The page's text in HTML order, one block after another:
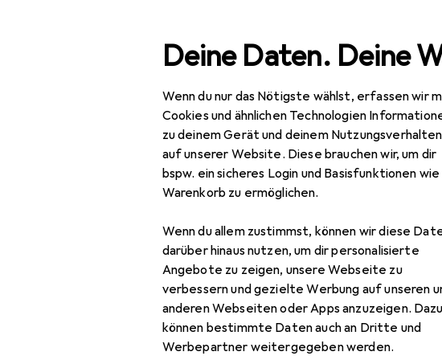
Deine Daten. Deine
Wenn du nur das Nötigste wählst, erfassen wir
Cookies und ähnlichen Technologien
zu deinem Gerät und deinem Nutzungsverhalten
auf unserer Website. Diese brauchen wir, um dir
bspw. ein sicheres Login und Basisfunktionen
Warenkorb zu ermöglichen.
Wenn du allem zustimmst, können wir diese
darüber hinaus nutzen, um dir personalisierte
Angebote zu zeigen, unsere Webseite zu
verbessern und gezielte Werbung auf unseren
anderen Webseiten oder Apps anzuzeigen. Dazu
können bestimmte Daten auch an Dritte und
Werbepartner weitergegeben werden.
Navigation nach Kategorien
Diese
1.
Der
für
im